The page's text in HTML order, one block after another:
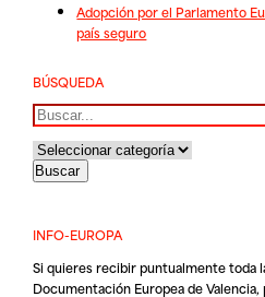
Adopción por el Parlamento
país seguro
BÚSQUEDA
Buscar
INFO-EUROPA
Si quieres recibir puntualmente toda
Documentación Europea de